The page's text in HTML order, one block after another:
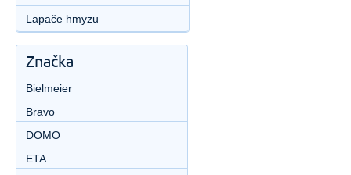
Lapače hmyzu
Značka
Bielmeier
Bravo
DOMO
ETA